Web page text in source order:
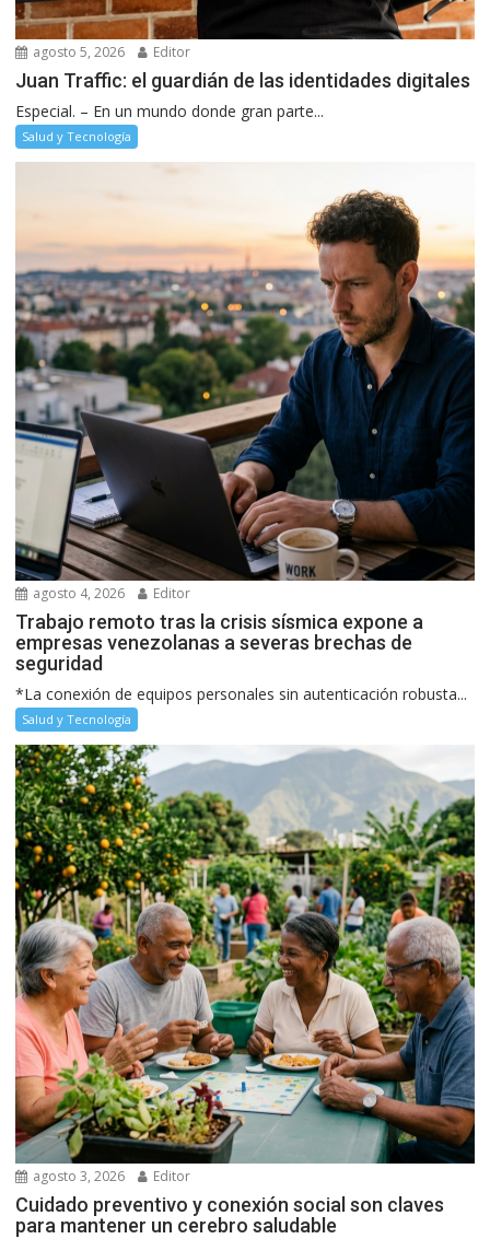
agosto 5, 2026 Editor
Juan Traffic: el guardián de las identidades digitales
Especial. – En un mundo donde gran parte...
Salud y Tecnología
agosto 4, 2026 Editor
Trabajo remoto tras la crisis sísmica expone a
empresas venezolanas a severas brechas de
seguridad
*La conexión de equipos personales sin autenticación robusta...
Salud y Tecnología
agosto 3, 2026 Editor
Cuidado preventivo y conexión social son claves
para mantener un cerebro saludable